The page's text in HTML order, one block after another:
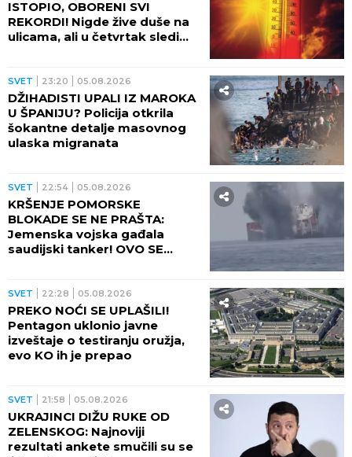
REGION 08:30
USTAŠE POBILE 826 ŽENA,
počelo prikupljanje Srba oko
škole u Prebilovcima!
SVET 03:30
SPREMA LI SE NOVI TALAS
poruke šire se mrežama: Tog
dana će sve imati smisla
SVET 02:30
Udar groma ubio 14 ljudi u
na njivama
SVET 01:30
STRAVIČAN ZLOČIN U
zamrzivaču posle godinu
dana, policija otkrila jezive
okolnosti
SVET 00:09